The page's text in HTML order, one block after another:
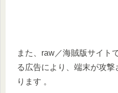
また、raw／海賊版サイト
る広告により、端末が攻
ります 。